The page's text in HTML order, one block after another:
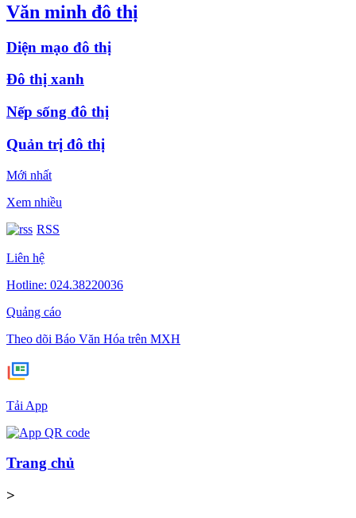
Văn minh đô thị
Diện mạo đô thị
Đô thị xanh
Nếp sống đô thị
Quản trị đô thị
Mới nhất
Xem nhiều
RSS
Liên hệ
Hotline: 024.38220036
Quảng cáo
Theo dõi Báo Văn Hóa trên MXH
Tải App
Trang chủ
>